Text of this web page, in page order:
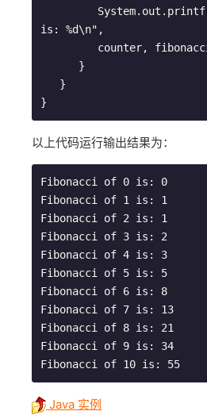
is: %d\n",
以上代码运行输出结果为：
Fibonacci of 0 is: 0
Fibonacci of 1 is: 1
Fibonacci of 2 is: 1
Fibonacci of 3 is: 2
Fibonacci of 4 is: 3
Fibonacci of 5 is: 5
Fibonacci of 6 is: 8
Fibonacci of 7 is: 13
Fibonacci of 8 is: 21
Fibonacci of 9 is: 34
Java 实例